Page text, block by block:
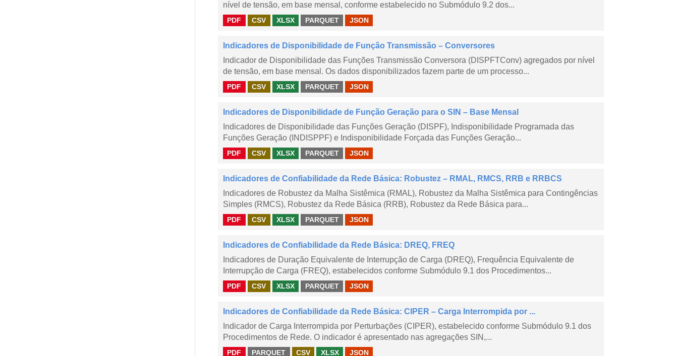
nível de tensão, em base mensal, conforme estabelecido no Submódulo 9.2 dos...
PDF CSV XLSX PARQUET JSON
Indicadores de Disponibilidade de Função Transmissão – Conversores
Indicador de Disponibilidade das Funções Transmissão Conversora (DISPFTConv) agregados por nível
de tensão, em base mensal. Os dados disponibilizados fazem parte de um processo...
PDF CSV XLSX PARQUET JSON
Indicadores de Disponibilidade de Função Geração para o SIN – Base Mensal
Indicadores de Disponibilidade das Funções Geração (DISPF), Indisponibilidade Programada das
Funções Geração (INDISPPF) e Indisponibilidade Forçada das Funções Geração...
PDF CSV XLSX PARQUET JSON
Indicadores de Confiabilidade da Rede Básica: Robustez – RMAL, RMCS, RRB e RRBCS
Indicadores de Robustez da Malha Sistêmica (RMAL), Robustez da Malha Sistêmica para Contingências
Simples (RMCS), Robustez da Rede Básica (RRB), Robustez da Rede Básica para...
PDF CSV XLSX PARQUET JSON
Indicadores de Confiabilidade da Rede Básica: DREQ, FREQ
Indicadores de Duração Equivalente de Interrupção de Carga (DREQ), Frequência Equivalente de
Interrupção de Carga (FREQ), estabelecidos conforme Submódulo 9.1 dos Procedimentos...
PDF CSV XLSX PARQUET JSON
Indicadores de Confiabilidade da Rede Básica: CIPER – Carga Interrompida por ...
Indicador de Carga Interrompida por Perturbações (CIPER), estabelecido conforme Submódulo 9.1 dos
Procedimentos de Rede. O indicador é apresentado nas agregações SIN,...
PDF PARQUET CSV XLSX JSON